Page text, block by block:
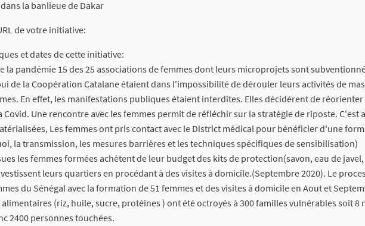
la banlieue de Dakar
de votre initiative:
et dates de cette initiative:
la pandémie 15 des 25 associations de femmes dont leurs microprojets sont
de la Coopération Catalane étaient dans l'impossibilité de dérouler leurs activités de
En effet, les manifestations publiques étaient interdites. Elles décidèrent de
Une rencontre avec les femmes permit de réfléchir sur la stratégie de riposte. C'est
Les femmes ont pris contact avec le District médical pour bénéficier d'une
la transmission, les mesures barrières et les techniques spécifiques de sensibilisation)
les femmes formées achètent de leur budget des kits de protection(savon, eau de
leurs quartiers en procédant à des visites à domicile.(Septembre 2020). Le
du Sénégal avec la formation de 51 femmes et des visites à domicile en Aout et
(riz, huile, sucre, protéines ) ont été octroyés à 300 familles vulnérables soit 8
2400 personnes touchées.